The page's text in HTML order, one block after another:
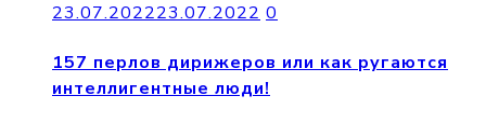
23.07.202223.07.2022 0
157 перлов дирижеров или как ругаются
интеллигентные люди!